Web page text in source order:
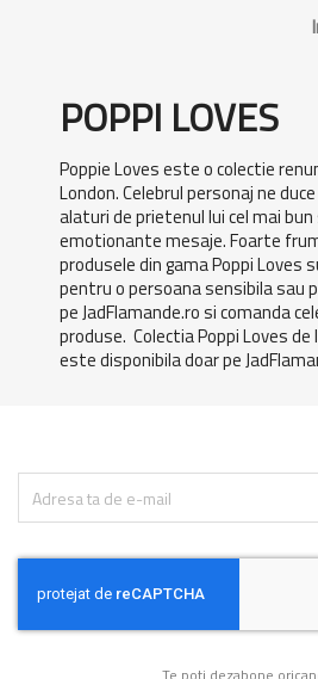
POPPI LOVES
Poppie Loves este o colectie
London. Celebrul personaj ne
alaturi de prietenul lui cel mai bun
emotionante mesaje. Foarte
produsele din gama Poppi Loves
pentru o persoana sensibila sau
pe JadFlamande.ro si comanda
produse. Colectia Poppi Loves
este disponibila doar pe